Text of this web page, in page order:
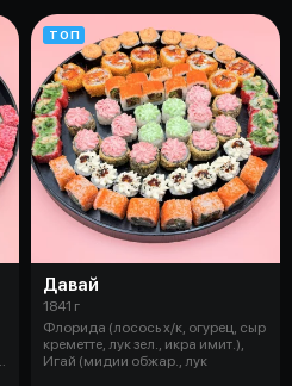
ТОП
Давай
1841 г
Флорида (лосось х/к, огурец, сыр
креметте, лук зел., икра имит.),
Игай (мидии обжар., лук